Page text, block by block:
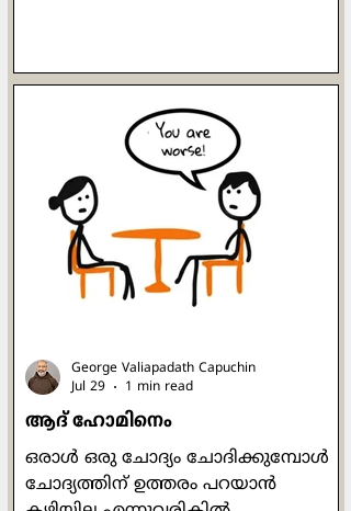
ഒരുക്കുന്നതിനും വേണ്ടി
അയക്കപ്പെട്ടവനായിരുന്നു
സ്നാപകയോഹന്നാൻ. ഒരുപക്ഷേ,
ബാല്യത്തിൽ അവർ പരസ്പരം
കണ്ടിട്ടും കൂട്ടുകൂടിയിട്ടും, ഒപ്പം
കളിച്ചിട്ടുമുണ്ടാകാം. രണ്ടാളുടെയും
അമ്മമാർ മറ്റേയാളെക്കുറിച്ച്
അവരവരുടെ മക്കളോട് ഒത്തിരി
പറഞ്ഞിട്ടുമുണ്ടാകാം. ഒരേ വഴിയെ
അവർ തമ്മിൽ ആത്മന
ആദ് ഹോമിനെം
ഒരാൾ ഒരു ചോദ്യം ചോദിക്കുമ്പോൾ
ചോദ്യത്തിന് ഉത്തരം പറയാൻ
George Valiapadath Capuchin
Jul 29
1 min read